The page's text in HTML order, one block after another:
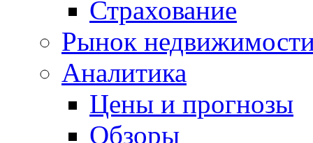
Страхование
Рынок
Аналитика
Цены и прогнозы
Обзоры